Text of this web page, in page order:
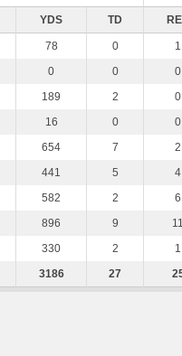
YDS TD
78 0
1
0 0
0
189 2
0
16 0
0
654 7
2
441 5
4
582 2
6
896 9
330 2
1
3186 27